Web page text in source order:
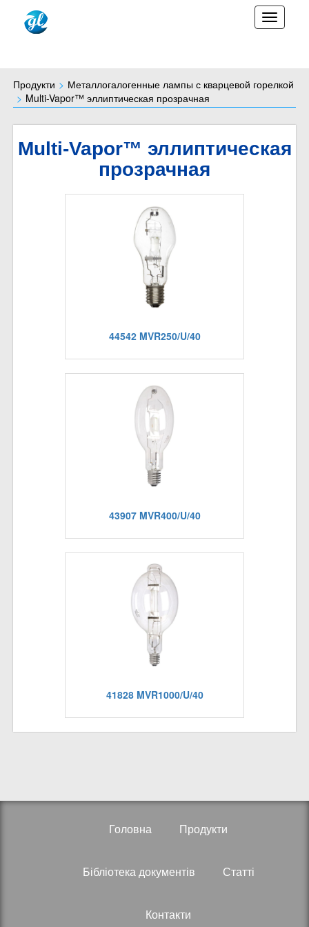
Продукти
Металлогалогенные лампы с кварцевой горелкой
Multi-Vapor™ эллиптическая прозрачная
Multi-Vapor™ эллиптическая
прозрачная
44542 MVR250/U/40
43907 MVR400/U/40
41828 MVR1000/U/40
Головна Продукти
Бібліотека документів Статті
Контакти